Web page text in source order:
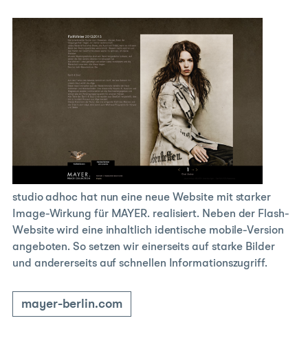
studio adhoc hat nun eine neue Website mit starker
Image-Wirkung für MAYER. realisiert. Neben der Flash-
Website wird eine inhaltlich identische mobile-Version
angeboten. So setzen wir einerseits auf starke Bilder
und andererseits auf schnellen Informationszugriff.
mayer-berlin.com